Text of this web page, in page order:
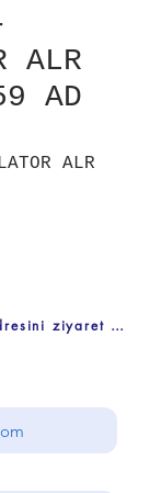
ALR
AD
ALR
Detay için alr.com.tr adresini ziyaret ediniz